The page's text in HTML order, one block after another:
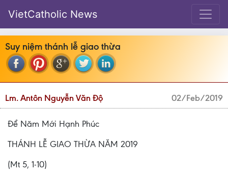
VietCatholic News
Suy niệm thánh lễ giao thừa
Lm. Antôn Nguyễn Văn Độ 02/Feb/2019
Để Năm Mới Hạnh Phúc
THÁNH LỄ GIAO THỪA NĂM 2019
(Mt 5, 1-10)